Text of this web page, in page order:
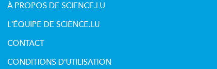
À PROPOS DE SCIENCE.LU
L'ÉQUIPE DE SCIENCE.LU
CONTACT
CONDITIONS D'UTILISATION